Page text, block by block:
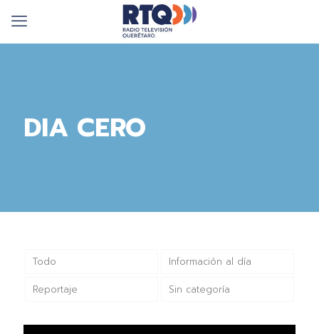
DIA CERO
Todo Información al día
Reportaje Sin categoría